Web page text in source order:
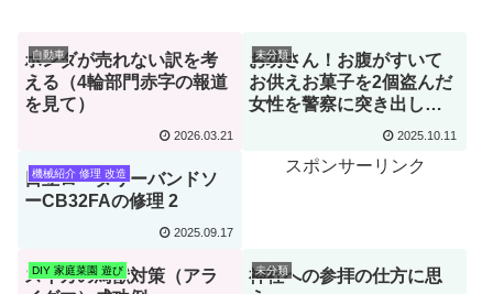
自動車
ホンダが売れない訳を考
える（4輪部門赤字の報道
を見て）
2026.03.21
未分類
お坊さん！お腹がすいて
お供えお菓子を2個盗んだ
女性を警察に突き出しテ
レビ出演してヒーロー
2025.10.11
機械紹介 修理 改造
日立ロータリーバンドソ
ーCB32FAの修理 2
2025.09.17
スポンサーリンク
DIY 家庭菜園 遊び
スイカの鳥獣対策（アラ
未分類
神社への参拝の仕方に思